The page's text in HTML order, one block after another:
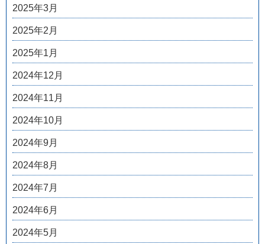
2025年3月
2025年2月
2025年1月
2024年12月
2024年11月
2024年10月
2024年9月
2024年8月
2024年7月
2024年6月
2024年5月